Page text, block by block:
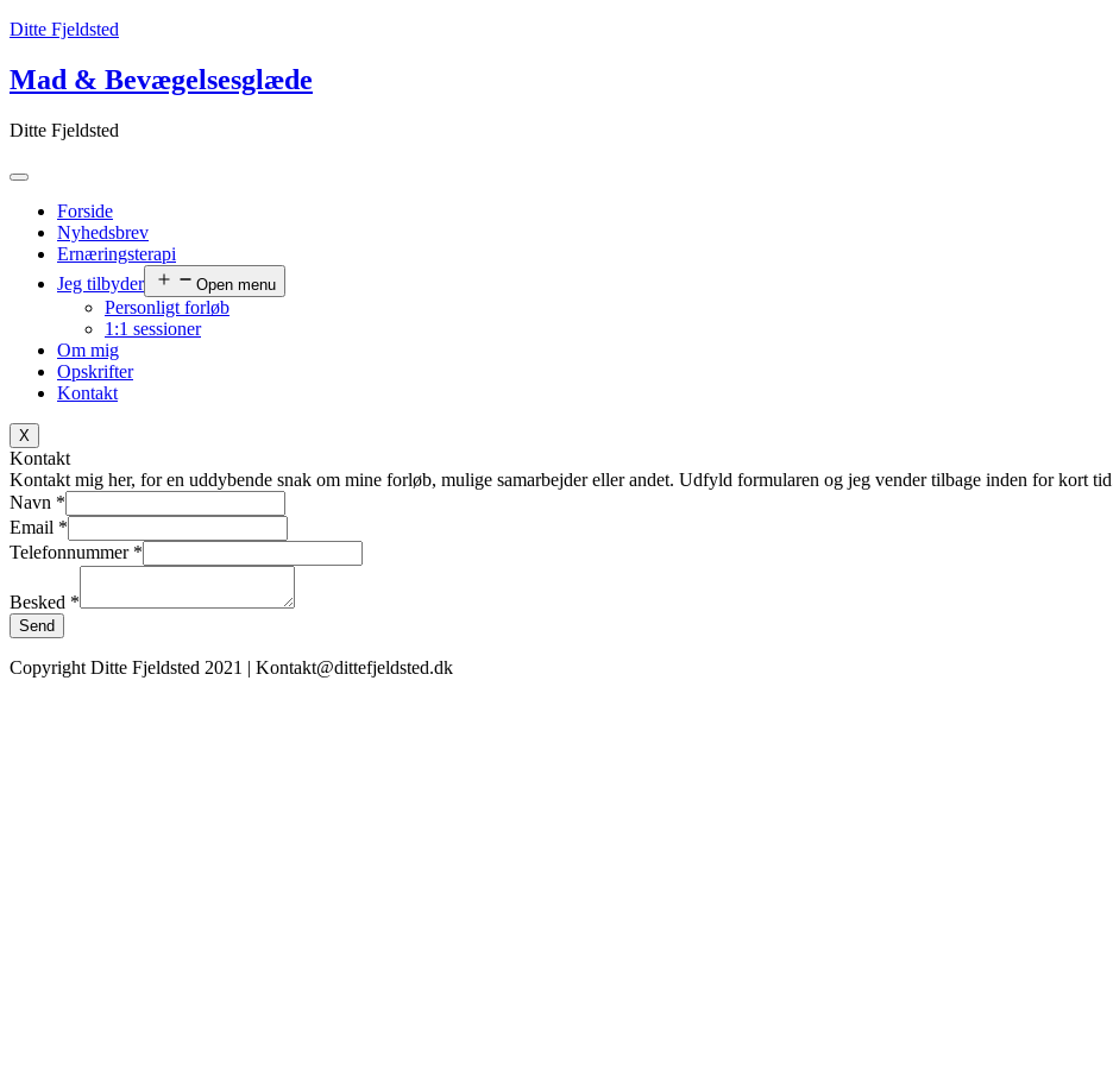
Ditte Fjeldsted
Mad & Bevægelsesglæde
Ditte Fjeldsted
Forside
Nyhedsbrev
Ernæringsterapi
Jeg tilbyder
Open menu
Personligt forløb
1:1 sessioner
Om mig
Opskrifter
Kontakt
X
Kontakt
Kontakt mig her, for en uddybende snak om mine forløb, mulige samarbejder eller andet. Udfyld formularen og jeg vender tilbage inden for kort
Navn *
Email *
Telefonnummer *
Besked *
Send
Copyright Ditte Fjeldsted 2021 | Kontakt@dittefjeldsted.dk